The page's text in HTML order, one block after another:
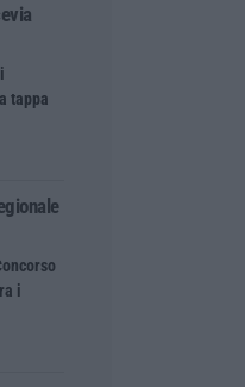
tappa
i